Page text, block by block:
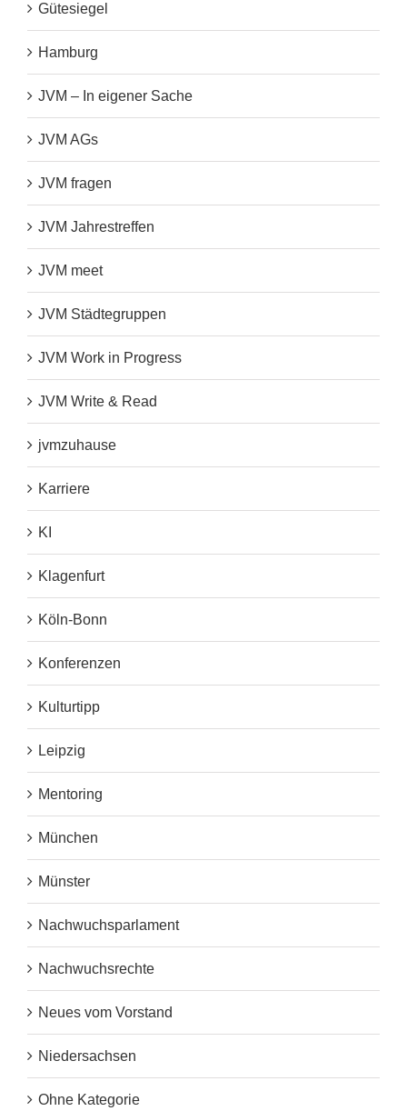
Gütesiegel
Hamburg
JVM – In eigener Sache
JVM AGs
JVM fragen
JVM Jahrestreffen
JVM meet
JVM Städtegruppen
JVM Work in Progress
JVM Write & Read
jvmzuhause
Karriere
KI
Klagenfurt
Köln-Bonn
Konferenzen
Kulturtipp
Leipzig
Mentoring
München
Münster
Nachwuchsparlament
Nachwuchsrechte
Neues vom Vorstand
Niedersachsen
Ohne Kategorie